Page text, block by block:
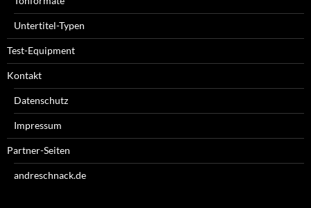
Untertitel-Typen
Test-Equipment
Kontakt
Datenschutz
Impressum
Partner-Seiten
andreschnack.de